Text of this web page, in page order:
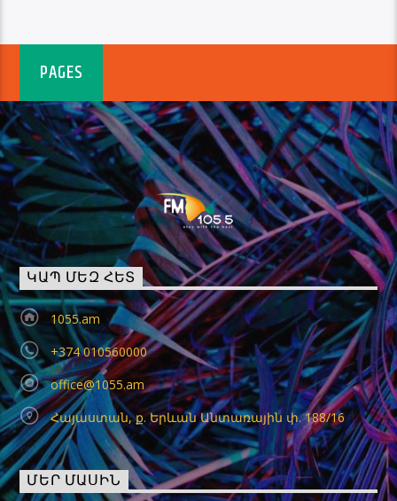
PAGES
ԿԱՊ ՄԵԶ ՀԵՏ
1055.am
+374 010560000
office@1055.am
Հայաստան, ք. Երևան Անտառային փ. 188/16
ՄԵՐ ՄԱՍԻՆ